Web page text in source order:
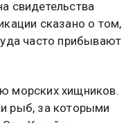
свидетельства
сказано о том,
часто прибывают
морских хищников.
рыб, за которыми